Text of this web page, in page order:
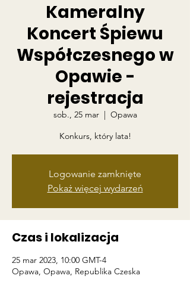
Kameralny
Koncert Śpiewu
Współczesnego w
Opawie -
rejestracja
sob., 25 mar
  |
Opawa
Konkurs, który lata!
Logowanie zamknięte
Pokaż więcej wydarzeń
Czas i lokalizacja
25 mar 2023, 10:00 GMT-4
Opawa, Opawa, Republika Czeska